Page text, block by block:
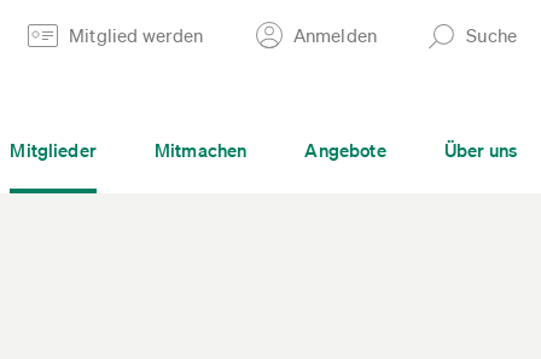
Mitglied werden Anmelden Suche
Mitglieder Mitmachen Angebote Über uns